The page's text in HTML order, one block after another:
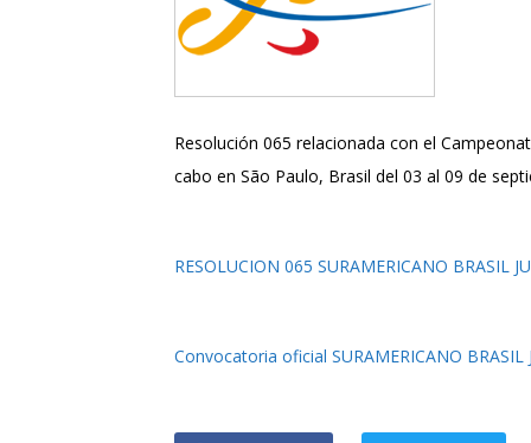
Resolución 065 relacionada con el
cabo en São Paulo, Brasil del 03 al 09 de
RESOLUCION 065 SURAMERICANO BRASIL
Convocatoria oficial SURAMERICANO BRASIL